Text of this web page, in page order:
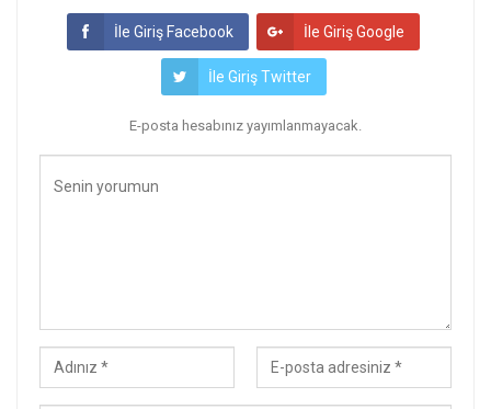
İle Giriş Facebook İle Giriş Google
İle Giriş Twitter
E-posta hesabınız yayımlanmayacak.